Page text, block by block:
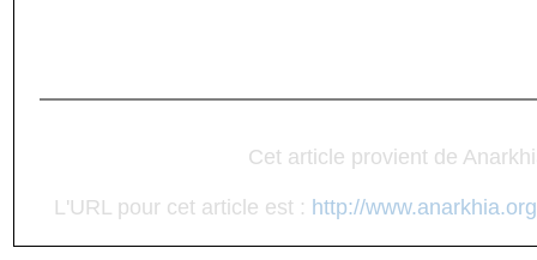
Cet article provient de
L'URL pour cet article est : http://